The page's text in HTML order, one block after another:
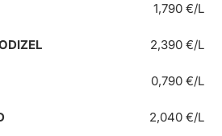
1,790 €/L
2,390 €/L
0,790 €/L
2,040 €/L